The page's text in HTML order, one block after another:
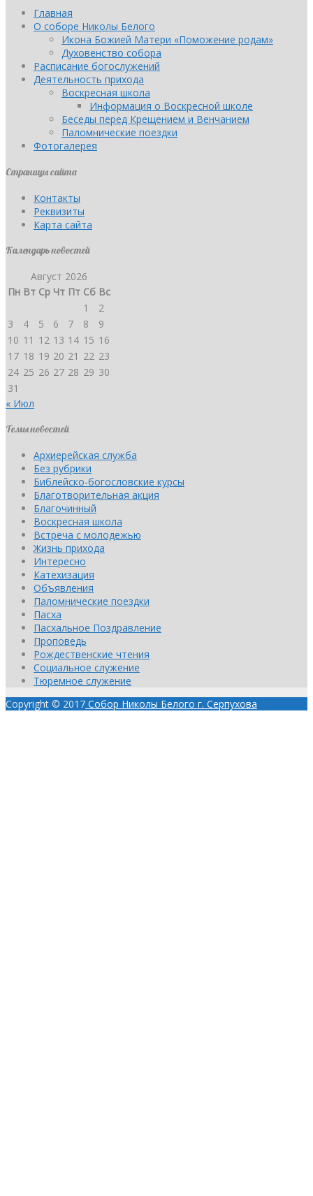
Главная
О соборе Николы Белого
Икона Божией Матери «Поможение родам»
Духовенство собора
Расписание богослужений
Деятельность прихода
Воскресная школа
Информация о Воскресной школе
Беседы перед Крещением и Венчанием
Паломнические поездки
Фотогалерея
Страницы сайта
Контакты
Реквизиты
Карта сайта
Календарь новостей
Август 2026
Пн Вт Ср Чт Пт Сб Вс
1
2
3
4 5 6 7 8
9
10 11 12 13 14 15 16
17 18 19 20 21 22 23
24 25 26 27 28 29 30
31
« Июл
Темы новостей
Архиерейская служба
Без рубрики
Библейско-богословские курсы
Благотворительная акция
Благочинный
Воскресная школа
Встреча с молодежью
Жизнь прихода
Интересно
Катехизация
Объявления
Паломнические поездки
Пасха
Пасхальное Поздравление
Проповедь
Рождественские чтения
Социальное служение
Тюремное служение
Copyright © 2017 Собор Николы Белого г. Серпухова